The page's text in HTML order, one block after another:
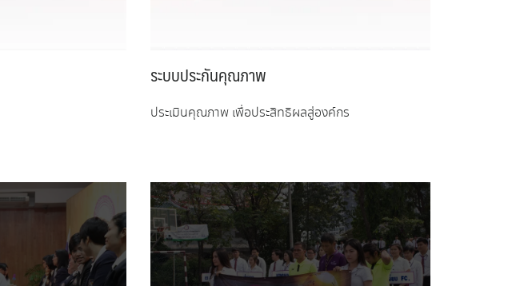
ระบบประกันคุณภาพ
ประเมินคุณภาพ เพื่อประสิทธิผลสู่องค์กร